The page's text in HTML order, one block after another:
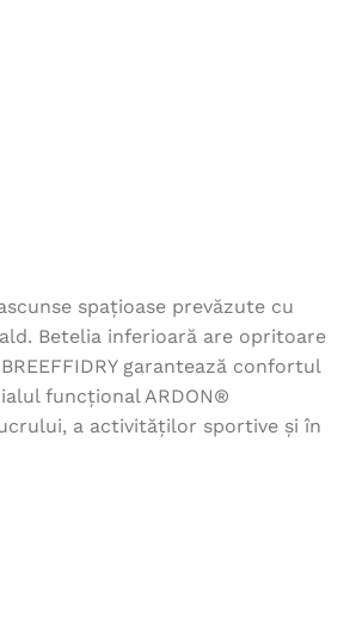
lei
spațioase prevăzute cu
Betelia inferioară are opritoare
garantează confortul
funcțional ARDON®
a activităților sportive și în